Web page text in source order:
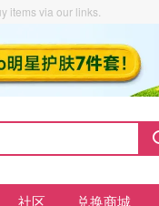
items via our links.
社区 兑换商城